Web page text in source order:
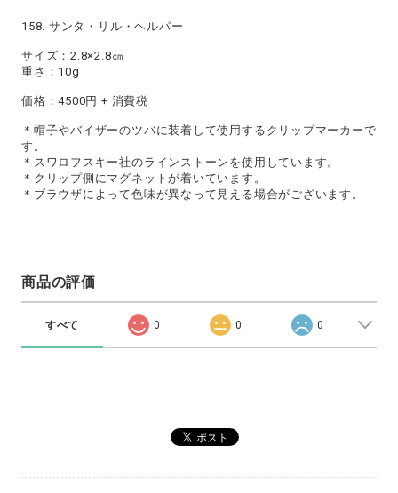
158. サンタ・リル・ヘルパー
サイズ：2.8×2.8㎝
重さ：10g
価格：4500円 + 消費税
＊帽子やバイザーのツバに装着して使用するクリップマーカーで
す。
＊スワロフスキー社のラインストーンを使用しています。
＊クリップ側にマグネットが着いています。
＊ブラウザによって色味が異なって見える場合がございます。
商品の評価
すべて 0 0 0